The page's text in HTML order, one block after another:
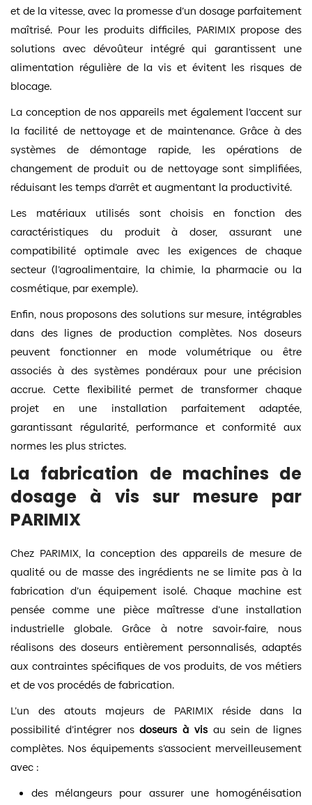
et de la vitesse, avec la promesse d’un dosage parfaitement
maîtrisé. Pour les produits difficiles, PARIMIX propose des
solutions avec dévoûteur intégré qui garantissent une
alimentation régulière de la vis et évitent les risques de
blocage.
La conception de nos appareils met également l’accent sur
la facilité de nettoyage et de maintenance. Grâce à des
systèmes de démontage rapide, les opérations de
changement de produit ou de nettoyage sont simplifiées,
réduisant les temps d’arrêt et augmentant la productivité.
Les matériaux utilisés sont choisis en fonction des
caractéristiques du produit à doser, assurant une
compatibilité optimale avec les exigences de chaque
secteur (l’agroalimentaire, la chimie, la pharmacie ou la
cosmétique, par exemple).
Enfin, nous proposons des solutions sur mesure, intégrables
dans des lignes de production complètes. Nos doseurs
peuvent fonctionner en mode volumétrique ou être
associés à des systèmes pondéraux pour une précision
accrue. Cette flexibilité permet de transformer chaque
projet en une installation parfaitement adaptée,
garantissant régularité, performance et conformité aux
normes les plus strictes.
La fabrication de machines de
dosage à vis sur mesure par
PARIMIX
Chez PARIMIX, la conception des appareils de mesure de
qualité ou de masse des ingrédients ne se limite pas à la
fabrication d’un équipement isolé. Chaque machine est
pensée comme une pièce maîtresse d’une installation
industrielle globale. Grâce à notre savoir-faire, nous
réalisons des doseurs entièrement personnalisés, adaptés
aux contraintes spécifiques de vos produits, de vos métiers
et de vos procédés de fabrication.
L’un des atouts majeurs de PARIMIX réside dans la
possibilité d’intégrer nosdoseurs à visau sein de lignes
complètes. Nos équipements s’associent merveilleusement
avec :
des mélangeurs pour assurer une homogénéisation